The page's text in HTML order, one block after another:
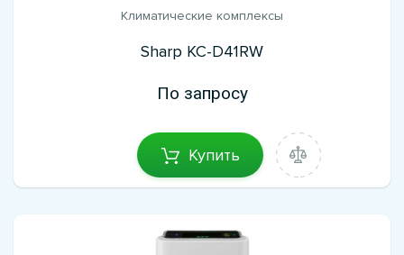
Климатические комплексы
Sharp KC-D41RW
По запросу
Купить